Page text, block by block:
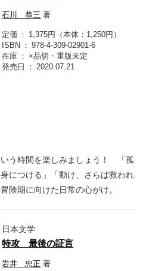
石川 恭三 著
定価
1,375円（本体：1,250円）
ISBN
978-4-309-02901-6
在庫
×品切・重版未定
発売日
2020.07.21
う時間を楽しみましょう！ 「孤
につける」「動け、さらば救われ
険期に向けた日常の心がけ。
日本文学
特攻 最後の証言
岩井 忠正 著